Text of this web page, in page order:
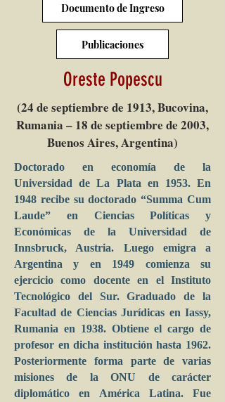
Documento de Ingreso
Publicaciones
Oreste Popescu
(24 de septiembre de 1913, Bucovina,
Rumania – 18 de septiembre de 2003,
Buenos Aires, Argentina)
Doctorado en economía de la
Universidad de La Plata en 1953. En
1948 recibe su doctorado “Summa Cum
Laude” en Ciencias Políticas y
Económicas de la Universidad de
Innsbruck, Austria. Luego emigra a
Argentina y en 1949 comienza su
ejercicio como docente en el Instituto
Tecnológico del Sur. Graduado de la
Facultad de Ciencias Jurídicas en Iassy,
Rumania en 1938. Obtiene el cargo de
profesor en dicha institución hasta 1962.
Posteriormente forma parte de varias
misiones de la ONU de carácter
diplomático en América Latina. Fue